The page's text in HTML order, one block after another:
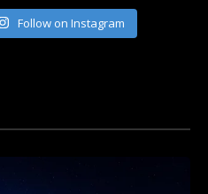
Follow on Instagram